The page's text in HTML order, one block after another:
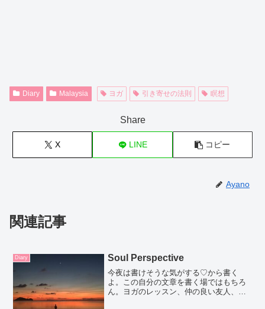
Diary Malaysia ヨガ 引き寄せの法則 瞑想
Share
X LINE コピー
Ayano
関連記事
Diary Soul Perspective
今夜は書けそうな気がする♡から書く
よ。この自分の文章を書く場ではもちろ
ん。ヨガのレッスン、仲の良い友人、彼